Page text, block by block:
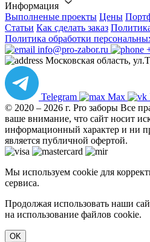
Информация
Выполненые проекты Цены
Статьи Как сделать заказ
Политика обработки
info@pro-zabor.ru
Московская область,
Telegram Max
© 2020 – 2026 г. Pro заборы Все
ваше внимание, что сайт носит
информационный характер и ни
является публичной офертой.
Мы используем cookie для
сервиса.
Продолжая использовать наши
на использование файлов cookie.
OK